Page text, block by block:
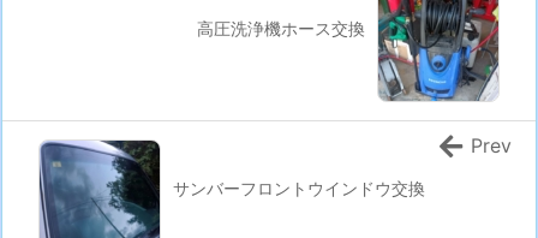
高圧洗浄機ホース交換
サンバーフロントウインドウ交換
Prev